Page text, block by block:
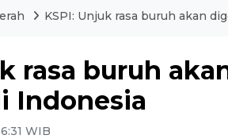
KSPI: Unjuk rasa buruh akan
rasa buruh
Indonesia
WIB